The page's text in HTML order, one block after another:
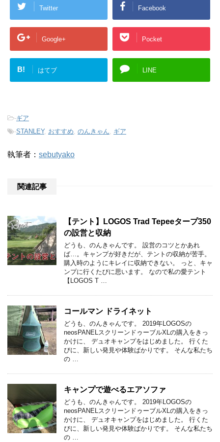
Twitter Facebook
Google+ Pocket
B! はてブ LINE
-ギア
-STANLEY, おすすめ, のんきゃん, ギア
執筆者： sebutyako
関連記事
【テント】LOGOS Trad Tepeeタープ350
の設営と収納
どうも、のんきゃんです。 設営のコツとかあれ
ば…。キャンプが好きだが、テントの収納が苦手。
購入時のようにキレイに収納できない。 っと、キャ
ンプに行くたびに思います。 なので私の愛テント
【LOGOS T …
コールマン ドライネット
どうも、のんきゃんです。 2019年LOGOSの
neosPANELスクリーンドゥーブルXLの購入をきっ
かけに、 デュオキャンプをはじめました。 行くた
びに、新しい発見や体験ばかりです。 そんな私たち
の …
キャンプで遊べるエアソファ
どうも、のんきゃんです。 2019年LOGOSの
neosPANELスクリーンドゥーブルXLの購入をきっ
かけに、 デュオキャンプをはじめました。 行くた
びに、新しい発見や体験ばかりです。 そんな私たち
の …